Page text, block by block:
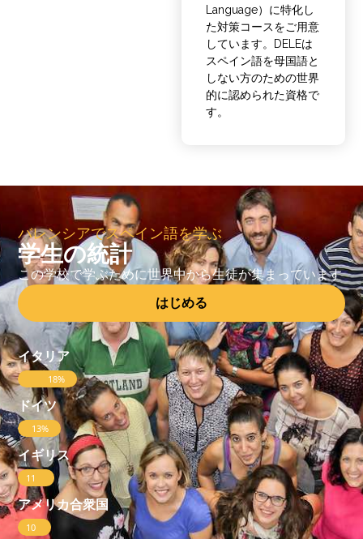
Language）に特化し
た対策コースをご用意
しています。DELEは
スペイン語を母国語と
しない方のための世界
的に認められた資格で
す。
バレンシアでスペイン語を学ぶ
学生の統計
この学校で学ぶために世界中から生徒が集まっています
はじめる
イタリア
18%
ドイツ
13%
イギリス
11
%
アメリカ合衆国
10